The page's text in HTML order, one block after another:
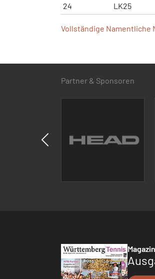
24
LK25
Vollständige Namentliche
Partner & Sponsoren